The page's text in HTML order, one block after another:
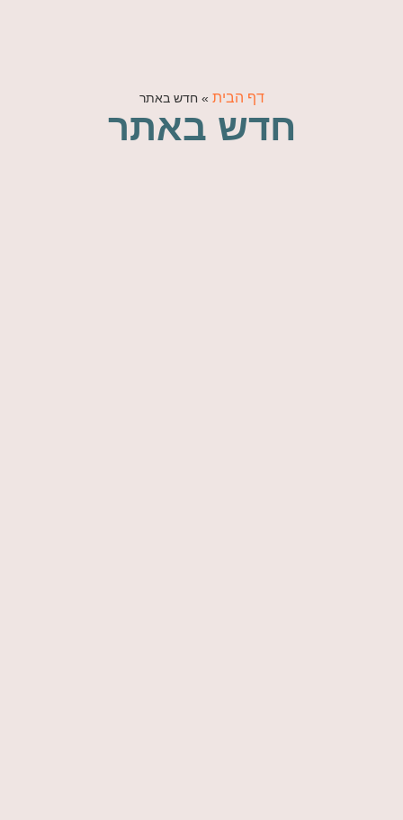
דף הבית » חדש באתר
חדש באתר